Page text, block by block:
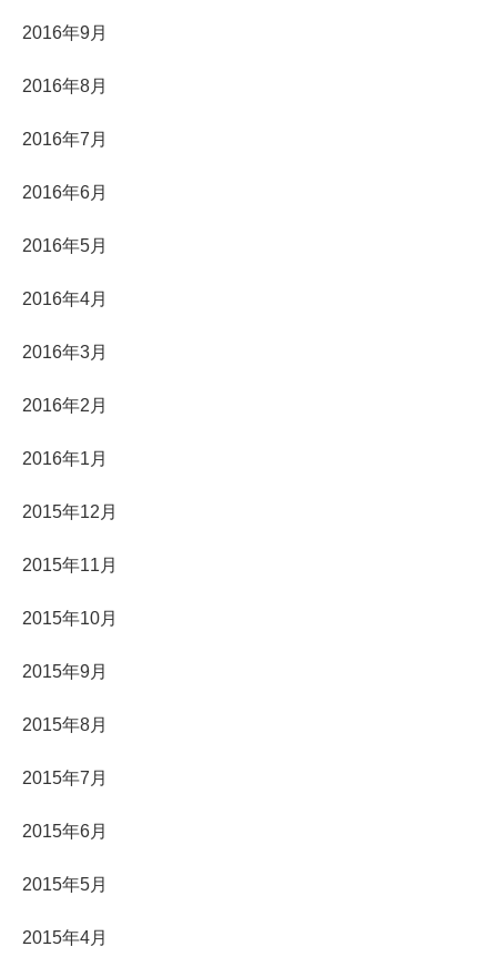
2016年9月
2016年8月
2016年7月
2016年6月
2016年5月
2016年4月
2016年3月
2016年2月
2016年1月
2015年12月
2015年11月
2015年10月
2015年9月
2015年8月
2015年7月
2015年6月
2015年5月
2015年4月